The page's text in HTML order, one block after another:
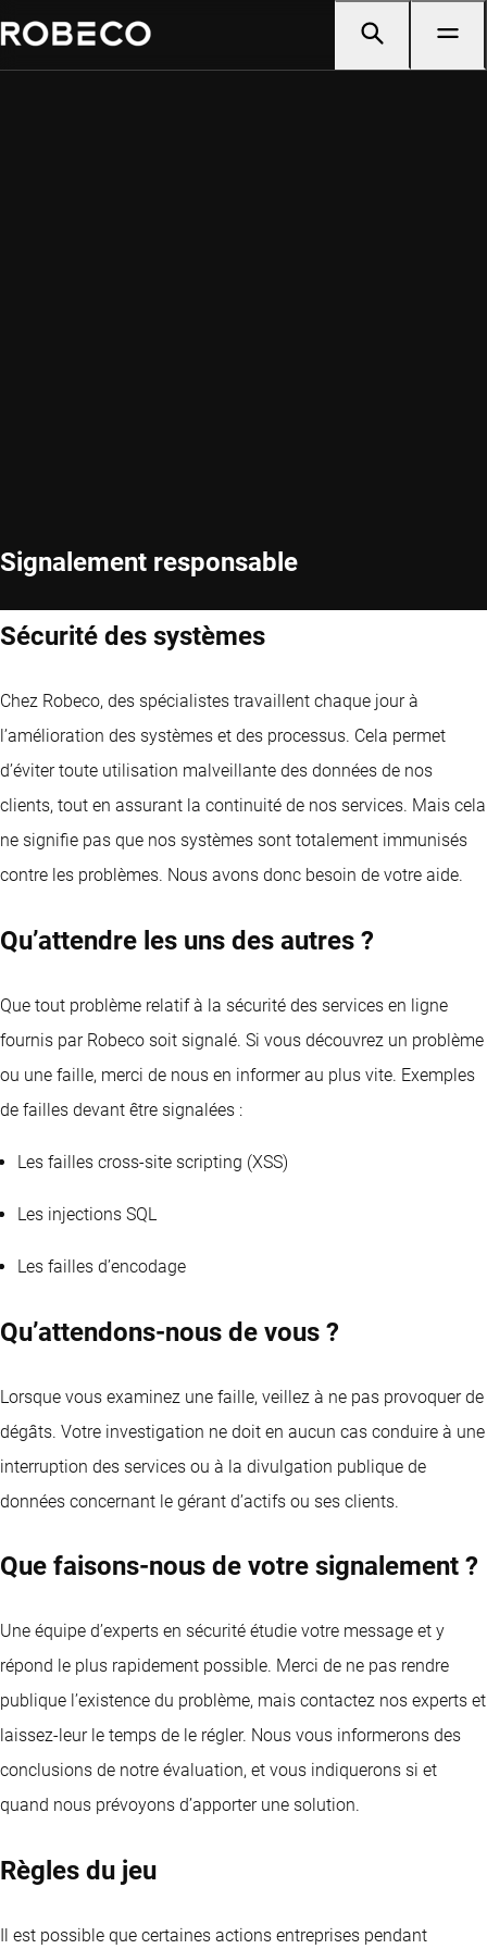
Signalement responsable
Sécurité des systèmes
Chez Robeco, des spécialistes travaillent chaque jour à
l’amélioration des systèmes et des processus. Cela permet
d’éviter toute utilisation malveillante des données de nos
clients, tout en assurant la continuité de nos services. Mais cela
ne signifie pas que nos systèmes sont totalement immunisés
contre les problèmes. Nous avons donc besoin de votre aide.
Qu’attendre les uns des autres ?
Que tout problème relatif à la sécurité des services en ligne
fournis par Robeco soit signalé. Si vous découvrez un problème
ou une faille, merci de nous en informer au plus vite. Exemples
de failles devant être signalées :
Les failles cross-site scripting (XSS)
Les injections SQL
Les failles d’encodage
Qu’attendons-nous de vous ?
Lorsque vous examinez une faille, veillez à ne pas provoquer de
dégâts. Votre investigation ne doit en aucun cas conduire à une
interruption des services ou à la divulgation publique de
données concernant le gérant d’actifs ou ses clients.
Que faisons-nous de votre signalement ?
Une équipe d’experts en sécurité étudie votre message et y
répond le plus rapidement possible. Merci de ne pas rendre
publique l’existence du problème, mais contactez nos experts et
laissez-leur le temps de le régler. Nous vous informerons des
conclusions de notre évaluation, et vous indiquerons si et
quand nous prévoyons d’apporter une solution.
Règles du jeu
Il est possible que certaines actions entreprises pendant